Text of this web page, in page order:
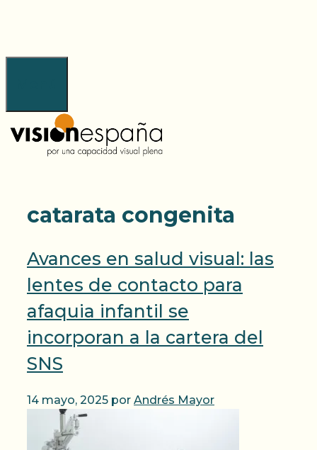
catarata congenita
Avances en salud visual: las
lentes de contacto para
afaquia infantil se
incorporan a la cartera del
SNS
14 mayo, 2025 por Andrés Mayor